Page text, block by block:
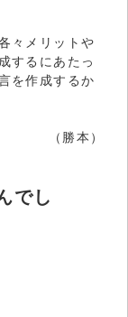
々メリットや
するにあたっ
を作成するか
（勝本）
でし